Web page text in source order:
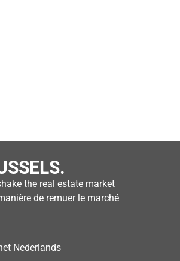
the real estate market
de remuer le marché
Nederlands